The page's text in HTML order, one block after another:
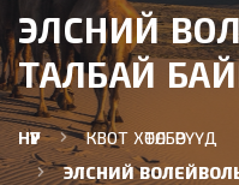
ЭЛСНИЙ
ТАЛБАЙ
НҮҮР
КВОТ ХӨТӨЛБӨРҮҮД
ЭЛСНИЙ